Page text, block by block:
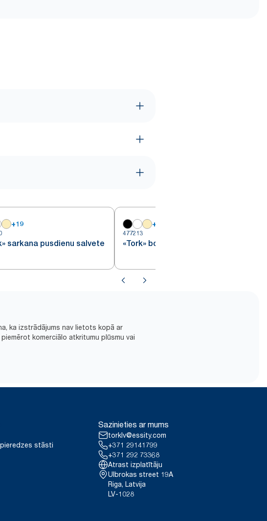
+19
sarkana pusdienu salvete
+
477213
«Tork» bordo pusdienu salvete
ka izstrādājums nav lietots kopā ar
komerciālo atkritumu plūsmu vai
stāsti
Sazinieties ar mums
torklv@essity.com
+371 29141799
+371 292 73368
Atrast izplatītāju
Ulbrokas street 19A
Riga, Latvija
LV-1028